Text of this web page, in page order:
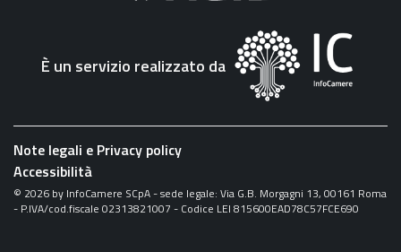
È un servizio realizzato da
Note legali e Privacy policy
Accessibilità
© 2026 by InfoCamere SCpA - sede legale: Via G.B. Morgagni 13, 00161 Roma
- P.IVA/cod.fiscale 02313821007 - Codice LEI 815600EAD78C57FCE690